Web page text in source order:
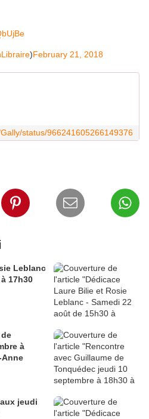
)February 21, 2018
status/966241605266149376
Leblanc
17h30
à
Anne
jeudi